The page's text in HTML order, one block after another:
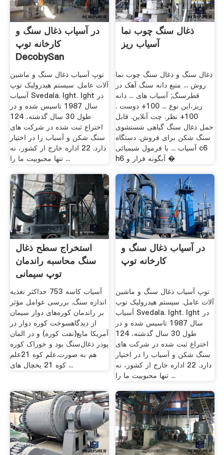
در آسیاب ذغال سنگ و
کارخانه توپ
DecobySan
توپ آسیاب ذغال سنگ و ماشین
آلات عامل. سیستم هیدرولیک توپ
آسیاب Svedala. lght. lght در
سال 1987 تاسیس شده و در
طول 30 سال گذشته، 124
اختراع ثبت شده در شركت های
سنگ شكن و آسیاب را در اختیار
دارد. 22 اداره خارج از کشور، نه
تنها محبوبیت ما را ...
ذغال سنگ چوب نما
آسیاب ریز
ذغال سنگ و ذغال سنگ چوب نما
روش ... منبع دانه سنگ آهک در
قطرسنگ; آسیاب های ... دانه
ریز،این نوع ... 100+ دوست .
100+ نظر. چت آنلاین. قابل
حمل ذغال سنگ گیاهی شستشوی
سنگ شکن برای فروش. دستگاه
آسیاب ... با فرمول شیمیائی c6
h6 آبگونه فرار و �
استخراج سطح ذغال
سنگ محاسبه راندمان
توپ سیمانی
آسیاب کاسه 753 حداکثر تغذیه
اندازه سنگ. بررسی عوامل مؤثر
بر راندمان کوره‌های دوار سیمان
از دیدگاهسوخت کوره دوار در
آمریکا مایع(نفت کوره) و در المان
پودر ذغال‌سنگ بود و خوراک کوره
هم به صورت.علم کوه 21علم
کوه 21 یخچال های ...
در آسیاب ذغال سنگ و
کارخانه توپ
توپ آسیاب ذغال سنگ و ماشین
آلات عامل. سیستم هیدرولیک توپ
آسیاب Svedala. lght. lght در
سال 1987 تاسیس شده و در
طول 30 سال گذشته، 124
اختراع ثبت شده در شركت های
سنگ شكن و آسیاب را در اختیار
دارد. 22 اداره خارج از کشور، نه
تنها محبوبیت ما را ...